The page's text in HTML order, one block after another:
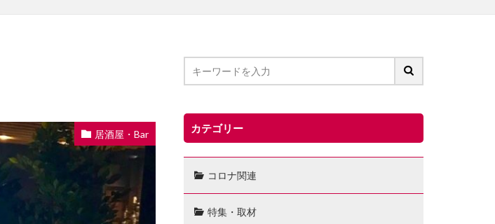
居酒屋・Bar カテゴリー
コロナ関連
特集・取材